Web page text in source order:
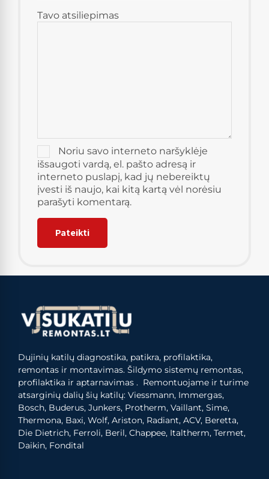
Tavo atsiliepimas
Noriu savo interneto naršyklėje
išsaugoti vardą, el. pašto adresą ir
interneto puslapį, kad jų nebereiktų
įvesti iš naujo, kai kitą kartą vėl norėsiu
parašyti komentarą.
Dujinių katilų diagnostika, patikra, profilaktika,
remontas ir montavimas. Šildymo sistemų remontas,
profilaktika ir aptarnavimas . Remontuojame ir turime
atsarginių dalių šių katilų: Viessmann, Immergas,
Bosch, Buderus, Junkers, Protherm, Vaillant, Sime,
Thermona, Baxi, Wolf, Ariston, Radiant, ACV, Beretta,
Die Dietrich, Ferroli, Beril, Chappee, Italtherm, Termet,
Daikin, Fondital